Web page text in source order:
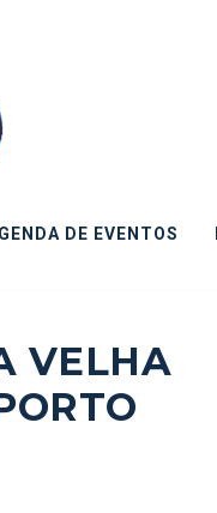
DE EVENTOS
VELHA